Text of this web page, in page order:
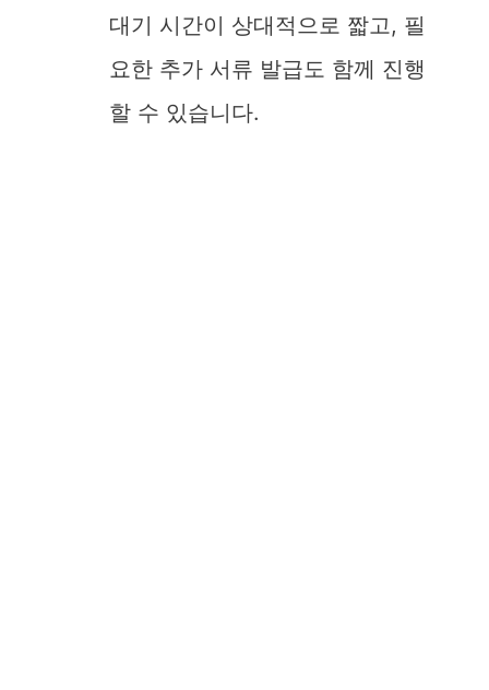
대기 시간이 상대적으로 짧고, 필
요한 추가 서류 발급도 함께 진행
할 수 있습니다.